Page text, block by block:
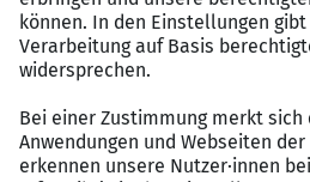
Terrassendächern und Pergolen
Wohlfühloasen – für
Unternehmen.
Mit unseren Lösungen
Saison, setzen Maßstäbe in